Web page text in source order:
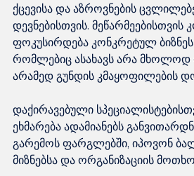
ქცევისა და აზროვნების
დევნებისთვის. მეწარმეებისთვის
ფოკუსირდება კონკრეტულ
რომლებიც ასახავს არა მხოლოდ
არამედ გუნდის კმაყოფილების
დაქირავებული
ეხმარება ადამიანებს
გარემოს ფარგლებში, იპოვონ
მიზნებსა და ორგანიზაციის